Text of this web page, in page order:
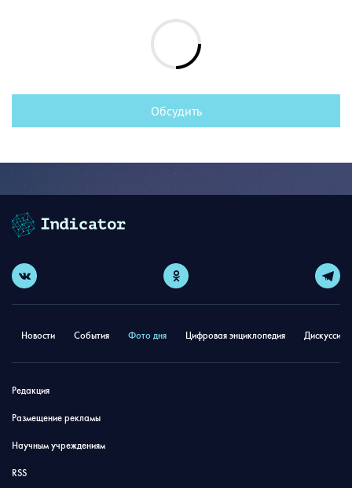
Обсудить
Новости События Фото дня Цифровая энциклопедия
Редакция
Размещение рекламы
Научным учреждениям
RSS